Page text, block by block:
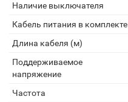
Наличие выключателя
Кабель питания в комплекте
Длина кабеля (м)
Поддерживаемое
напряжение
Частота